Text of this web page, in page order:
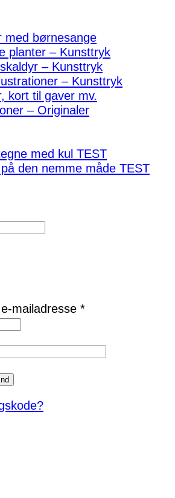
med børnesange
planter – Kunsttryk
– Kunsttryk
– Kunsttryk
kort til gaver mv.
– Originaler
med kul TEST
den nemme måde TEST
mailadresse *Påkrævet